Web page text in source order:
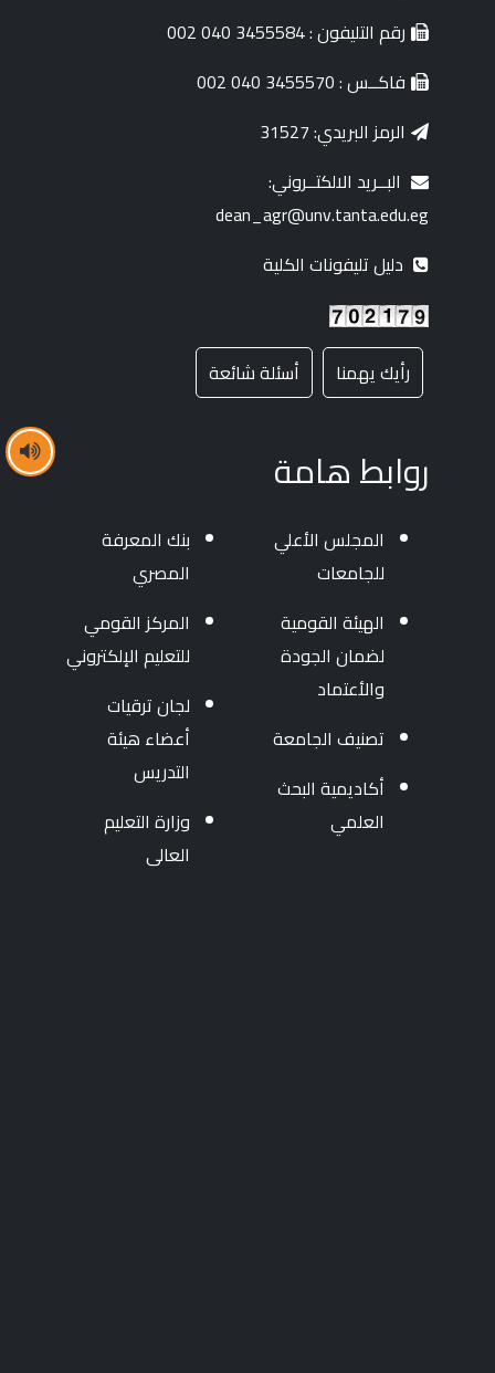
رقم التليفون : 3455584 040 002
فاكــس : 3455570 040 002
الرمز البريدي: 31527
البــريد الالكتــروني:
dean_agr@unv.tanta.edu.eg
دليل تليفونات الكلية
رأيك يهمنا أسئلة شائعة
روابط هامة
المجلس الأعلي
للجامعات
الهيئة القومية
لضمان الجودة
والأعتماد
تصنيف الجامعة
أكاديمية البحث
العلمي
بنك المعرفة
المصري
المركز القومي
للتعليم الإلكتروني
لجان ترقيات
أعضاء هيئة
التدريس
وزارة التعليم
العالى